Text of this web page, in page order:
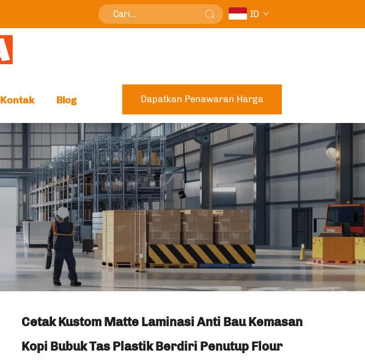
ID
Kontak Blog Dapatkan Penawaran Harga
Cetak Kustom Matte Laminasi Anti Bau Kemasan
Kopi Bubuk Tas Plastik Berdiri Penutup Flour